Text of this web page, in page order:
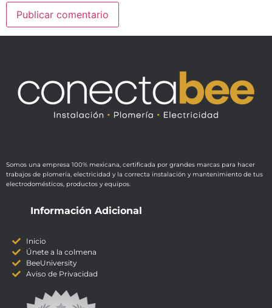
Somos una empresa 100% mexicana, certificada por grandes marcas para hacer
trabajos de plomería, electricidad y la correcta instalación y mantenimiento de tus
electrodomésticos, productos y equipos.
Información Adicional
Inicio
Únete a la colmena
BeeUniversity
Aviso de Privacidad